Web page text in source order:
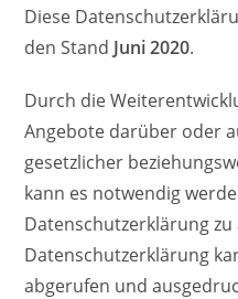
Diese
den Stand Juni 2020.
Durch die
Angebote darüber oder
gesetzlicher
kann es notwendig
Datenschutzerklärung
Datenschutzerklärung
abgerufen und